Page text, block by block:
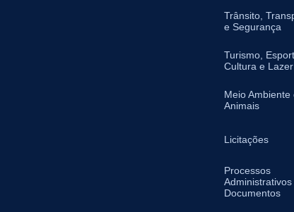
Trânsito,
e Segurança
Turismo,
Cultura e Lazer
Meio Ambiente
Animais
Licitações
Processos
Administrativos
Documentos